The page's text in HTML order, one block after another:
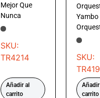
Mejor Que
Nunca
SKU:
TR4214
Añadir al
carrito
Yambo
SKU:
carrito